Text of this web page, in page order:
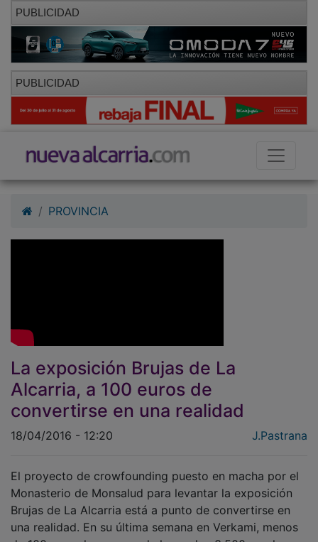
PUBLICIDAD
PUBLICIDAD
La exposición Brujas de La
Alcarria, a 100 euros de
convertirse en una realidad
Monasterio de Monsalud para levantar la exposición
Brujas de La Alcarria está a punto de convertirse en
una realidad. En su última semana en Verkami, menos
de 100 euros le separan de lograr los 3.500 con los